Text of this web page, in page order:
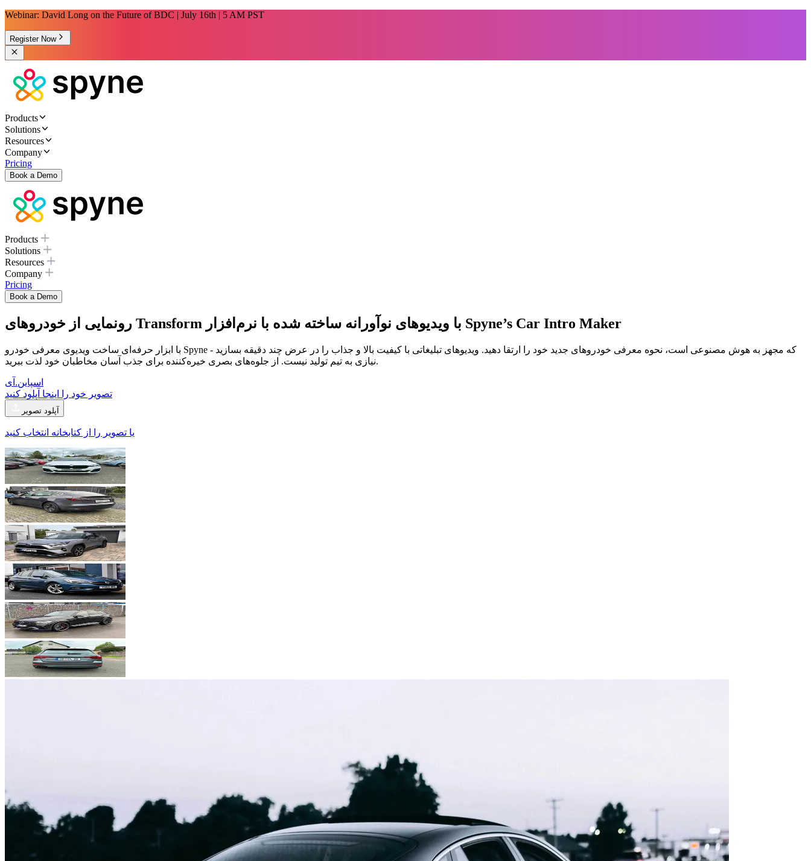
Webinar: David Long on the Future of BDC | July 16th | 5 AM PST
Register Now
Products
Solutions
Resources
Company
Pricing
Book a Demo
Products
Solutions
Resources
Company
Pricing
Book a Demo
رونمایی از خودروهای Transform با ویدیوهای نوآورانه ساخته شده با نرم‌افزار Spyne’s Car Intro Maker
با ابزار حرفه‌ای ساخت ویدیوی معرفی خودرو Spyne که مجهز به هوش مصنوعی است، نحوه معرفی خودروهای جدید خود را ارتقا دهید. ویدیوهای تبلیغاتی با کیفیت بالا و جذاب را در عرض چند دقیقه بسازید -
نیازی به تیم تولید نیست. از جلوه‌های بصری خیره‌کننده برای جذب آسان مخاطبان خود لذت ببرید.
اسپاین.آی
تصویر خود را اینجا آپلود کنید
آپلود تصویر
یا تصویر را از کتابخانه انتخاب کنید